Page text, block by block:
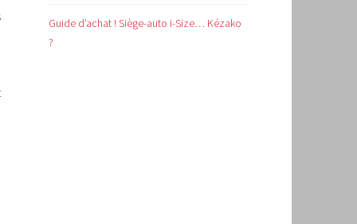
Guide d’achat ! Siège-auto i-Size… Kézako
?